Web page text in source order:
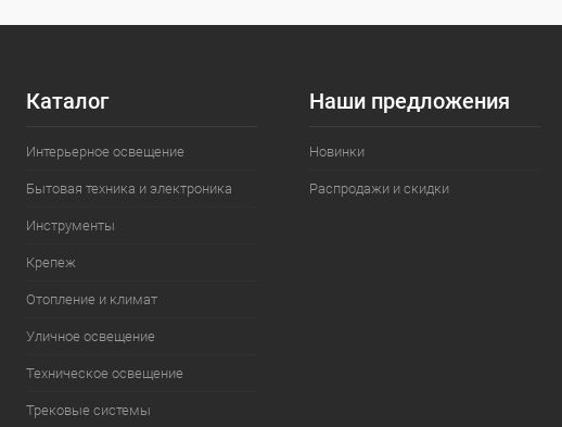
Каталог
Интерьерное освещение
Бытовая техника и электроника
Инструменты
Крепеж
Отопление и климат
Уличное освещение
Техническое освещение
Трековые системы
Наши предложения
Новинки
Распродажи и скидки